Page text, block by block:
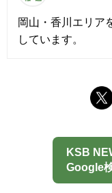
岡山・香川エリア
しています。
KSB
Google